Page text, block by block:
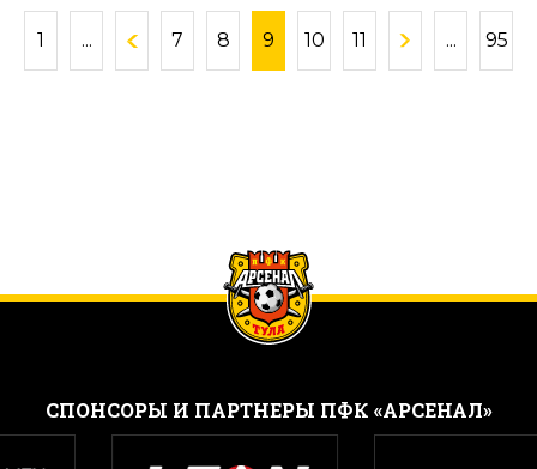
1 ... 7 8 9 10 11 ... 95
CПОНСОРЫ И ПАРТНЕРЫ ПФК «АРСЕНАЛ»